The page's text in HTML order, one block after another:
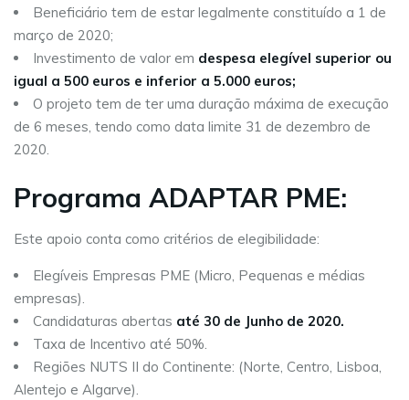
Beneficiário tem de estar legalmente constituído a 1 de
março de 2020;
Investimento de valor em despesa elegível superior ou
igual a 500 euros e inferior a 5.000 euros;
O projeto tem de ter uma duração máxima de execução
de 6 meses, tendo como data limite 31 de dezembro de
2020.
Programa ADAPTAR PME:
Este apoio conta como critérios de elegibilidade:
Elegíveis Empresas PME (Micro, Pequenas e médias
empresas).
Candidaturas abertas até 30 de Junho de 2020.
Taxa de Incentivo até 50%.
Regiões NUTS II do Continente: (Norte, Centro, Lisboa,
Alentejo e Algarve).